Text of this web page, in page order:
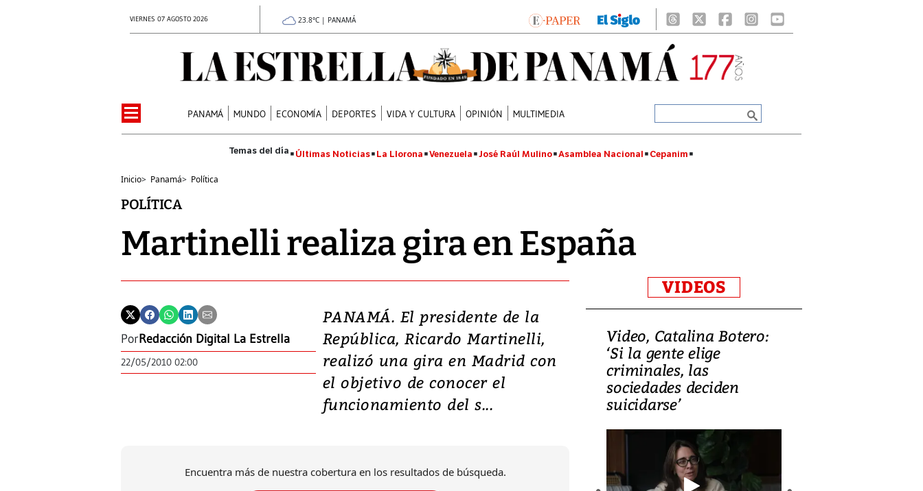
VIERNES 07 AGOSTO 2026 23.8°C | PANAMÁ
PANAMÁ MUNDO ECONOMÍA DEPORTES VIDA Y CULTURA OPINIÓN MULTIMEDIA
Últimas Noticias La Llorona Venezuela José Raúl Mulino Asamblea Nacional Cepanim
Inicio> Panamá> Política
POLÍTICA
Martinelli realiza gira en España
PorRedacción Digital La Estrella
22/05/2010 02:00
PANAMÁ. El presidente de la
República, Ricardo Martinelli,
realizó una gira en Madrid con
el objetivo de conocer el
funcionamiento del s...
Encuentra más de nuestra cobertura en los resultados de búsqueda.
VIDEOS
Video, Japón: Terremoto
deja heridos y graves
daños en Kumamoto
Video, Catalina Botero:
‘Si la gente elige
criminales, las
sociedades deciden
suicidarse’